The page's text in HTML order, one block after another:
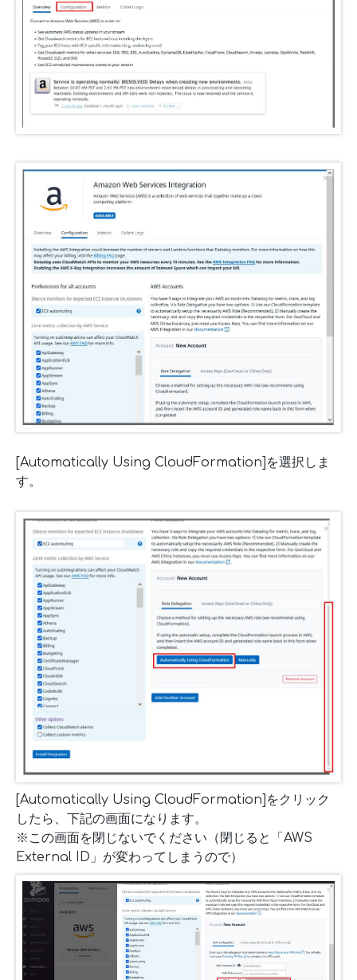
[Automatically Using CloudFormation]を選択しま
す。
[Automatically Using CloudFormation]をクリック
したら、下記の画面になります。
※この画面を閉じないでください（閉じると「AWS
External ID」が変わってしまうので）